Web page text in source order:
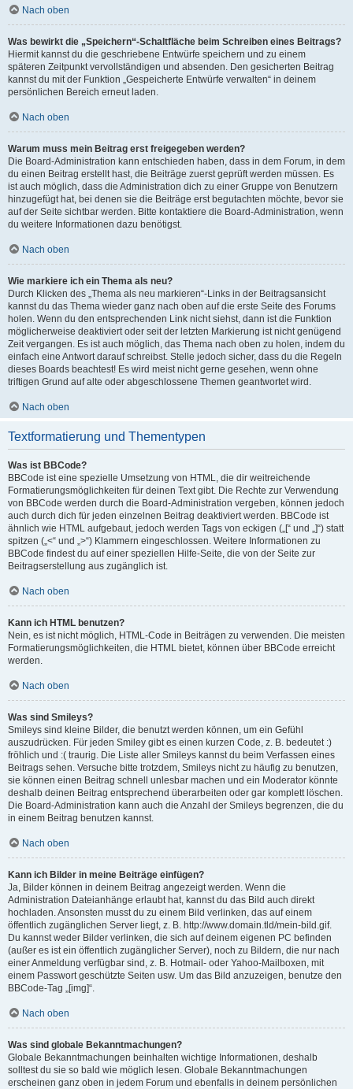
Nach oben
Was bewirkt die „Speichern“-Schaltfläche beim Schreiben eines Beitrags?
Hiermit kannst du die geschriebene Entwürfe speichern und zu einem
späteren Zeitpunkt vervollständigen und absenden. Den gesicherten Beitrag
kannst du mit der Funktion „Gespeicherte Entwürfe verwalten“ in deinem
persönlichen Bereich erneut laden.
Nach oben
Warum muss mein Beitrag erst freigegeben werden?
Die Board-Administration kann entschieden haben, dass in dem Forum, in dem
du einen Beitrag erstellt hast, die Beiträge zuerst geprüft werden müssen. Es
ist auch möglich, dass die Administration dich zu einer Gruppe von Benutzern
hinzugefügt hat, bei denen sie die Beiträge erst begutachten möchte, bevor sie
auf der Seite sichtbar werden. Bitte kontaktiere die Board-Administration, wenn
du weitere Informationen dazu benötigst.
Nach oben
Wie markiere ich ein Thema als neu?
Durch Klicken des „Thema als neu markieren“-Links in der Beitragsansicht
kannst du das Thema wieder ganz nach oben auf die erste Seite des Forums
holen. Wenn du den entsprechenden Link nicht siehst, dann ist die Funktion
möglicherweise deaktiviert oder seit der letzten Markierung ist nicht genügend
Zeit vergangen. Es ist auch möglich, das Thema nach oben zu holen, indem du
einfach eine Antwort darauf schreibst. Stelle jedoch sicher, dass du die Regeln
dieses Boards beachtest! Es wird meist nicht gerne gesehen, wenn ohne
triftigen Grund auf alte oder abgeschlossene Themen geantwortet wird.
Nach oben
Textformatierung und Thementypen
Was ist BBCode?
BBCode ist eine spezielle Umsetzung von HTML, die dir weitreichende
Formatierungsmöglichkeiten für deinen Text gibt. Die Rechte zur Verwendung
von BBCode werden durch die Board-Administration vergeben, können jedoch
auch durch dich für jeden einzelnen Beitrag deaktiviert werden. BBCode ist
ähnlich wie HTML aufgebaut, jedoch werden Tags von eckigen („[“ und „]“) statt
spitzen („<“ und „>“) Klammern eingeschlossen. Weitere Informationen zu
BBCode findest du auf einer speziellen Hilfe-Seite, die von der Seite zur
Beitragserstellung aus zugänglich ist.
Nach oben
Kann ich HTML benutzen?
Nein, es ist nicht möglich, HTML-Code in Beiträgen zu verwenden. Die meisten
Formatierungsmöglichkeiten, die HTML bietet, können über BBCode erreicht
werden.
Nach oben
Was sind Smileys?
Smileys sind kleine Bilder, die benutzt werden können, um ein Gefühl
auszudrücken. Für jeden Smiley gibt es einen kurzen Code, z. B. bedeutet :)
fröhlich und :( traurig. Die Liste aller Smileys kannst du beim Verfassen eines
Beitrags sehen. Versuche bitte trotzdem, Smileys nicht zu häufig zu benutzen,
sie können einen Beitrag schnell unlesbar machen und ein Moderator könnte
deshalb deinen Beitrag entsprechend überarbeiten oder gar komplett löschen.
Die Board-Administration kann auch die Anzahl der Smileys begrenzen, die du
in einem Beitrag benutzen kannst.
Nach oben
Kann ich Bilder in meine Beiträge einfügen?
Ja, Bilder können in deinem Beitrag angezeigt werden. Wenn die
Administration Dateianhänge erlaubt hat, kannst du das Bild auch direkt
hochladen. Ansonsten musst du zu einem Bild verlinken, das auf einem
öffentlich zugänglichen Server liegt, z. B. http://www.domain.tld/mein-bild.gif.
Du kannst weder Bilder verlinken, die sich auf deinem eigenen PC befinden
(außer es ist ein öffentlich zugänglicher Server), noch zu Bildern, die nur nach
einer Anmeldung verfügbar sind, z. B. Hotmail- oder Yahoo-Mailboxen, mit
einem Passwort geschützte Seiten usw. Um das Bild anzuzeigen, benutze den
BBCode-Tag „[img]“.
Nach oben
Was sind globale Bekanntmachungen?
Globale Bekanntmachungen beinhalten wichtige Informationen, deshalb
solltest du sie so bald wie möglich lesen. Globale Bekanntmachungen
erscheinen ganz oben in jedem Forum und ebenfalls in deinem persönlichen